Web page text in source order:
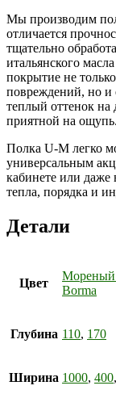
Мы производим
отличается
тщательно
итальянского масла
покрытие не
повреждений, но и
теплый оттенок на
приятной на ощупь.
Полка U-M легко
универсальным
кабинете или даже
тепла, порядка и
Детали
Цвет
Мореный
Borma
Глубина 110, 170
Ширина 1000, 400,